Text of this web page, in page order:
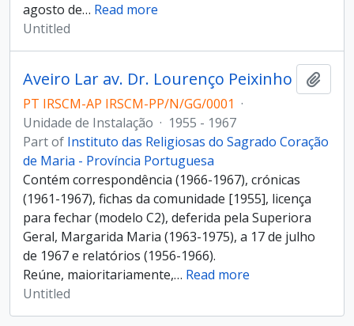
agosto de… Read more
Untitled
Aveiro Lar av. Dr. Lourenço Peixinho
PT IRSCM-AP IRSCM-PP/N/GG/0001 ·
Unidade de Instalação · 1955 - 1967
Part of Instituto das Religiosas do Sagrado Coração
de Maria - Província Portuguesa
Contém correspondência (1966-1967), crónicas
(1961-1967), fichas da comunidade [1955], licença
para fechar (modelo C2), deferida pela Superiora
Geral, Margarida Maria (1963-1975), a 17 de julho
de 1967 e relatórios (1956-1966).
Reúne, maioritariamente,… Read more
Untitled